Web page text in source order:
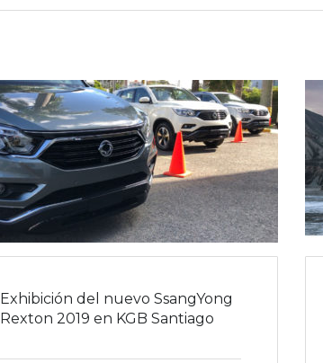
Exhibición del nuevo SsangYong
Rexton 2019 en KGB Santiago